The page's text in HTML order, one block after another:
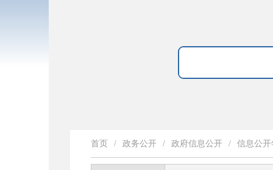
首页 / 政务公开 / 政府信息公开 / 信息公